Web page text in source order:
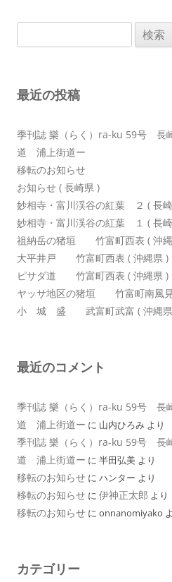
ョ
索:
最近の投稿
季刊誌 樂（らく）ra-ku 59号 長
道 浦上街道ー
移転のお知らせ
お知らせ ( 長崎県 )
妙相寺・富川渓谷の紅葉 ２ ( 長
妙相寺・富川渓谷の紅葉 １ ( 長
祖納岳の猪垣 竹富町西表 ( 沖
大平井戸 竹富町西表 ( 沖縄県 )
ピサダ道 竹富町西表 ( 沖縄県 )
ヤッサ地区の猪垣 竹富町南風
小 城 盛 武富町武富 ( 沖縄
最近のコメント
季刊誌 樂（らく）ra-ku 59号 長
道 浦上街道ー に 山内ひろみ より
季刊誌 樂（らく）ra-ku 59号 長
道 浦上街道ー に 半田弘美 より
移転のお知らせ に ハンター より
移転のお知らせ に 伊神正太郎 より
移転のお知らせ に onnanomiyako
カテゴリー